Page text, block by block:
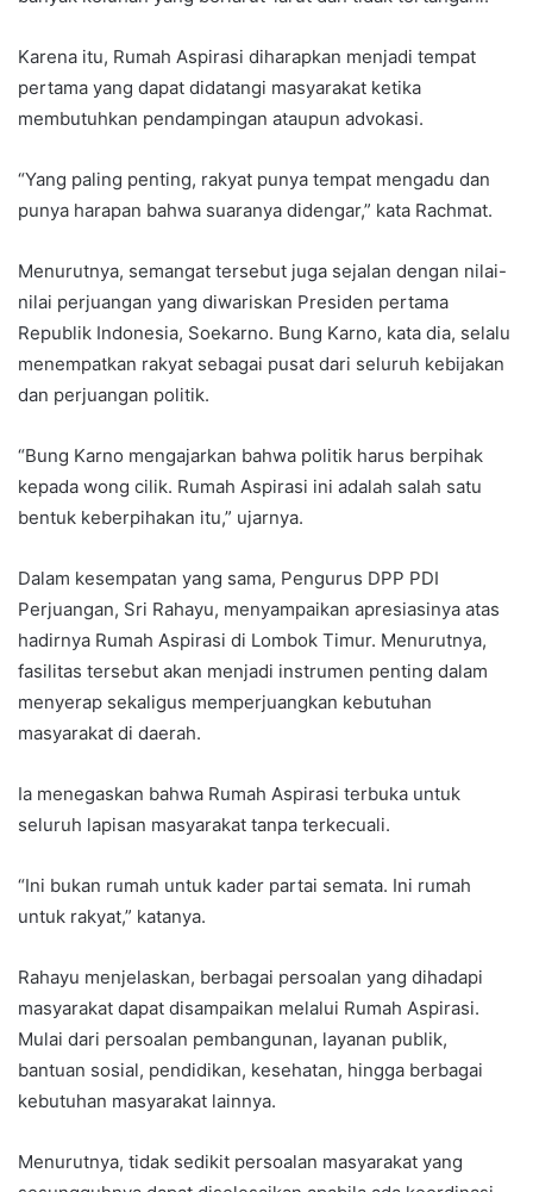
Karena itu, Rumah Aspirasi diharapkan menjadi tempat
pertama yang dapat didatangi masyarakat ketika
membutuhkan pendampingan ataupun advokasi.
“Yang paling penting, rakyat punya tempat mengadu dan
punya harapan bahwa suaranya didengar,” kata Rachmat.
Menurutnya, semangat tersebut juga sejalan dengan nilai-
nilai perjuangan yang diwariskan Presiden pertama
Republik Indonesia, Soekarno. Bung Karno, kata dia, selalu
menempatkan rakyat sebagai pusat dari seluruh kebijakan
dan perjuangan politik.
“Bung Karno mengajarkan bahwa politik harus berpihak
kepada wong cilik. Rumah Aspirasi ini adalah salah satu
bentuk keberpihakan itu,” ujarnya.
Dalam kesempatan yang sama, Pengurus DPP PDI
Perjuangan, Sri Rahayu, menyampaikan apresiasinya atas
hadirnya Rumah Aspirasi di Lombok Timur. Menurutnya,
fasilitas tersebut akan menjadi instrumen penting dalam
menyerap sekaligus memperjuangkan kebutuhan
masyarakat di daerah.
Ia menegaskan bahwa Rumah Aspirasi terbuka untuk
seluruh lapisan masyarakat tanpa terkecuali.
“Ini bukan rumah untuk kader partai semata. Ini rumah
untuk rakyat,” katanya.
Rahayu menjelaskan, berbagai persoalan yang dihadapi
masyarakat dapat disampaikan melalui Rumah Aspirasi.
Mulai dari persoalan pembangunan, layanan publik,
bantuan sosial, pendidikan, kesehatan, hingga berbagai
kebutuhan masyarakat lainnya.
Menurutnya, tidak sedikit persoalan masyarakat yang